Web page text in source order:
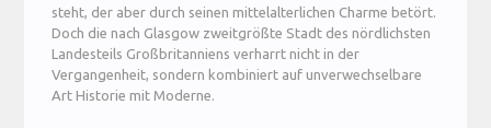
steht, der aber durch seinen mittelalterlichen Charme betört.
Doch die nach Glasgow zweitgrößte Stadt des nördlichsten
Landesteils Großbritanniens verharrt nicht in der
Vergangenheit, sondern kombiniert auf unverwechselbare
Art Historie mit Moderne.